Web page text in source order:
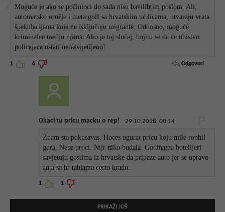
Moguće je ako se počinioci do sada nisu bavilibtim poslom. Ali,
automatsko oružje i meta golf sa hrvatskim tablicama, otvaraju vrata
špekulacijama koje ne isključuju migrante. Odnosno, moguće
kriminalce medju njima. Ako je taj slučaj, bojim se da će ubistvo
policajaca ostati nerasvijetljeno!
1 6 Odgovori
Okaci tu pricu macku o rep! 29.10.2018. 00:14
Znam sta pokusavas. Hoces ugurat pricu koju mile ronhil
gura. Nece proci. Nijr niko budala. Godinama hotelijeri
savjetuju gostima iz hrvatske da pripaze auto jer se upravo
auta sa hr tablama cesto kradu.
1 1
PRIKAŽI JOŠ